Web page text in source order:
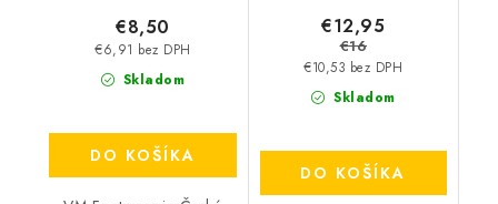
Skladom
€6,91 bez DPH
€8,50
DO KOŠÍKA
Skladom
€10,53 bez DPH
€12,95
€16
DO KOŠÍKA